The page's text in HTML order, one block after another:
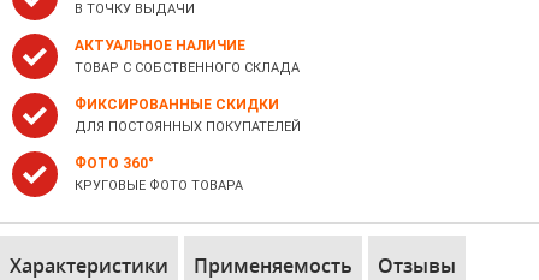
В ТОЧКУ ВЫДАЧИ
АКТУАЛЬНОЕ НАЛИЧИЕ
ТОВАР С СОБСТВЕННОГО СКЛАДА
ФИКСИРОВАННЫЕ СКИДКИ
ДЛЯ ПОСТОЯННЫХ ПОКУПАТЕЛЕЙ
ФОТО 360°
КРУГОВЫЕ ФОТО ТОВАРА
Характеристики Применяемость Отзывы